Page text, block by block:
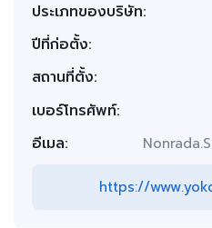
ประเภทของบริษัท:
ปีที่ก่อตั้ง:
สถานที่ตั้ง:
เบอร์โทรศัพท์:
อีเมล:
https://